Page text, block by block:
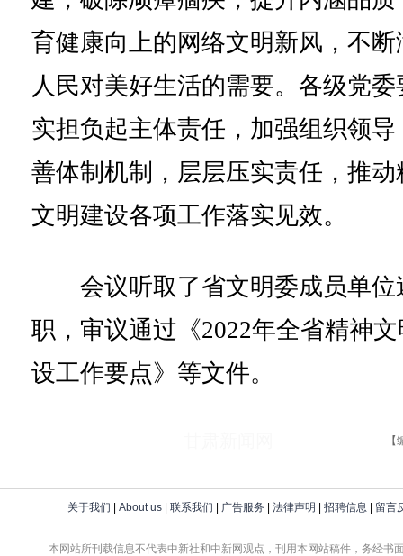
育健康向上的网络文明新风，不断
人民对美好生活的需要。各级党委
实担负起主体责任，加强组织领导
善体制机制，层层压实责任，推动
文明建设各项工作落实见效。
会议听取了省文明委成员单位
职，审议通过《2022年全省精神
设工作要点》等文件。
关于我们 | About us | 联系我们 | 广告服务 | 法律声明 | 招聘信息 | 留言
本网站所刊载信息不代表中新社和中新网观点，刊用本网站稿件，务经书